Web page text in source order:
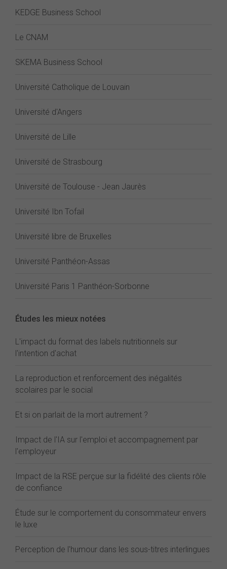
KEDGE Business School
Le CNAM
SKEMA Business School
Université Catholique de Louvain
Université d'Angers
Université de Lille
Université de Strasbourg
Université de Toulouse - Jean Jaurès
Université Ibn Tofail
Université libre de Bruxelles
Université Panthéon-Assas
Université Paris 1 Panthéon-Sorbonne
Études les mieux notées
L'impact du format des labels nutritionnels sur
l'intention d'achat
La reproduction et renforcement des inégalités
scolaires par le social
Et si on parlait de la mort autrement ?
Impact de l'IA sur l'emploi et accompagnement par
l'employeur
Impact de la RSE perçue sur la fidélité des clients rôle
de confiance
Étude sur le comportement du consommateur envers
le luxe
Perception de l'humour dans les sous-titres interlingues